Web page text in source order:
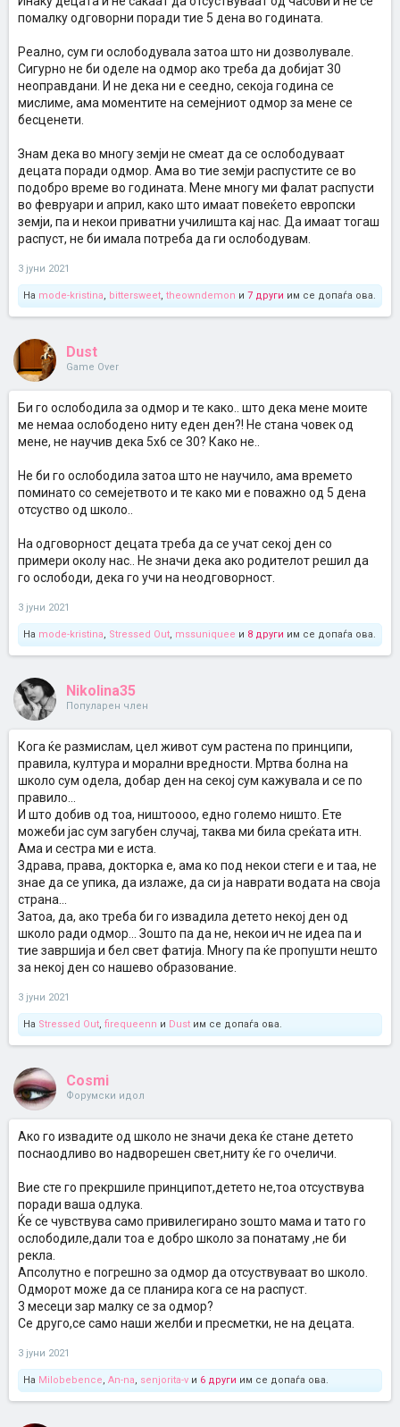
помалку одговорни поради тие 5 дена во годината.
Реално, сум ги ослободувала затоа што ни дозволувале.
Сигурно не би оделе на одмор ако треба да добијат 30
неоправдани. И не дека ни е сеедно, секоја година се
мислиме, ама моментите на семејниот одмор за мене се
бесценети.
Знам дека во многу земји не смеат да се ослободуваат
децата поради одмор. Ама во тие земји распустите се во
подобро време во годината. Мене многу ми фалат распусти
во февруари и април, како што имаат повеќето европски
земји, па и некои приватни училишта кај нас. Да имаат тогаш
распуст, не би имала потреба да ги ослободувам.
3 јуни 2021
На mode-kristina, bittersweet, theowndemon и 7 други им се допаѓа ова.
Dust
Game Over
Би го ослободила за одмор и те како.. што дека мене моите
ме немаа ослободено ниту еден ден?! Не стана човек од
мене, не научив дека 5х6 се 30? Како не..
Не би го ослободила затоа што не научило, ама времето
поминато со семејетвото и те како ми е поважно од 5 дена
отсуство од школо..
На одговорност децата треба да се учат секој ден со
примери околу нас.. Не значи дека ако родителот решил да
го ослободи, дека го учи на неодговорност.
3 јуни 2021
На mode-kristina, Stressed Out, mssuniquee и 8 други им се допаѓа ова.
Nikolina35
Популарен член
Кога ќе размислам, цел живот сум растена по принципи,
правила, култура и морални вредности. Мртва болна на
школо сум одела, добар ден на секој сум кажувала и се по
правило...
И што добив од тоа, ништоооо, едно големо ништо. Ете
можеби јас сум загубен случај, таква ми била среќата итн.
Ама и сестра ми е иста.
Здрава, права, докторка е, ама ко под некои стеги е и таа, не
знае да се упика, да излаже, да си ја наврати водата на своја
страна...
Затоа, да, ако треба би го извадила детето некој ден од
школо ради одмор... Зошто па да не, некои ич не идеа па и
тие завршија и бел свет фатија. Многу па ќе пропушти нешто
за некој ден со нашево образование.
3 јуни 2021
На Stressed Out, firequeenn и Dust им се допаѓа ова.
Cosmi
Форумски идол
Ако го извадите од школо не значи дека ќе стане детето
поснаодливо во надворешен свет,ниту ќе го очеличи.
Вие сте го прекршиле принципот,детето не,тоа отсуствува
поради ваша одлука.
Ќе се чувствува само привилегирано зошто мама и тато го
ослободиле,дали тоа е добро школо за понатаму ,не би
рекла.
Апсолутно е погрешно за одмор да отсуствуваат во школо.
Одморот може да се планира кога се на распуст.
3 месеци зар малку се за одмор?
Се друго,се само наши желби и пресметки, не на децата.
3 јуни 2021
На Milobebence, An-na, senjorita-v и 6 други им се допаѓа ова.